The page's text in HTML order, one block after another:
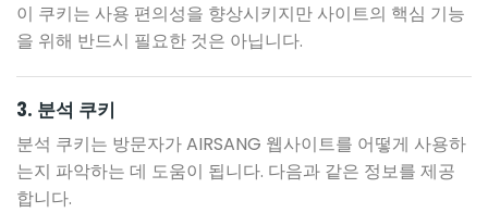
이 쿠키는 사용 편의성을 향상시키지만 사이트의 핵심 기능
을 위해 반드시 필요한 것은 아닙니다.
3. 분석 쿠키
분석 쿠키는 방문자가 AIRSANG 웹사이트를 어떻게 사용하
는지 파악하는 데 도움이 됩니다. 다음과 같은 정보를 제공
합니다.